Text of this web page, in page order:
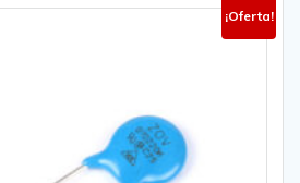
¡Oferta!